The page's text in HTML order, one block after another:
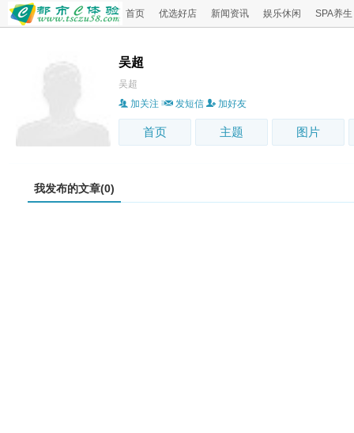
首页 优选好店 新闻资讯 娱乐休闲 SPA养生
吴超
吴超
加关注
发短信 加好友
首页 主题 图片
我发布的文章(0)